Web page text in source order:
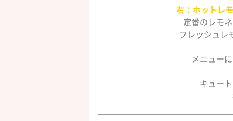
右：ホットレ
定番のレモ
フレッシュレ
メニュー
キュー